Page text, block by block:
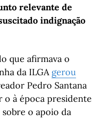
relevante de
indignação
que afirmava o
da ILGA gerou
Pedro Santana
o à época presidente
o apoio da